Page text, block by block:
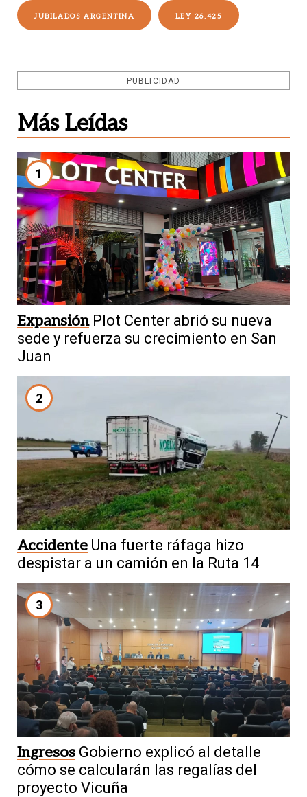
JUBILADOS ARGENTINA LEY 26.425
PUBLICIDAD
Más Leídas
1
Expansión Plot Center abrió su nueva
sede y refuerza su crecimiento en San
Juan
2
Accidente Una fuerte ráfaga hizo
despistar a un camión en la Ruta 14
3
Ingresos Gobierno explicó al detalle
cómo se calcularán las regalías del
proyecto Vicuña